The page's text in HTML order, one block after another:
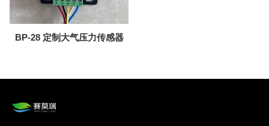
BP-28 定制大气压力传感器